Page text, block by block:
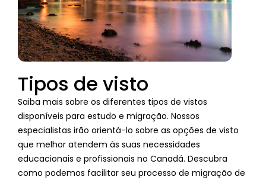
Tipos de visto
Saiba mais sobre os diferentes tipos de vistos
disponíveis para estudo e migração. Nossos
especialistas irão orientá-lo sobre as opções de visto
que melhor atendem às suas necessidades
educacionais e profissionais no Canadá. Descubra
como podemos facilitar seu processo de migração de